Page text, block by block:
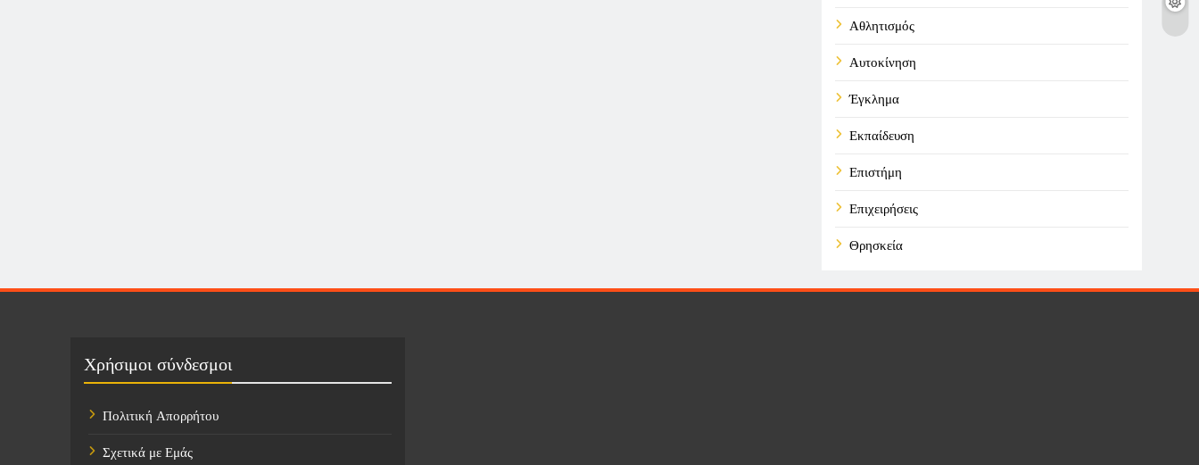
Αθλητισμός
Αυτοκίνηση
Έγκλημα
Εκπαίδευση
Επιστήμη
Επιχειρήσεις
Θρησκεία
Χρήσιμοι σύνδεσμοι
Πολιτική Απορρήτου
Σχετικά με Εμάς